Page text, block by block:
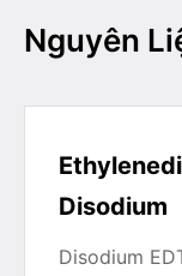
Nguyên
Disodium
Disodium